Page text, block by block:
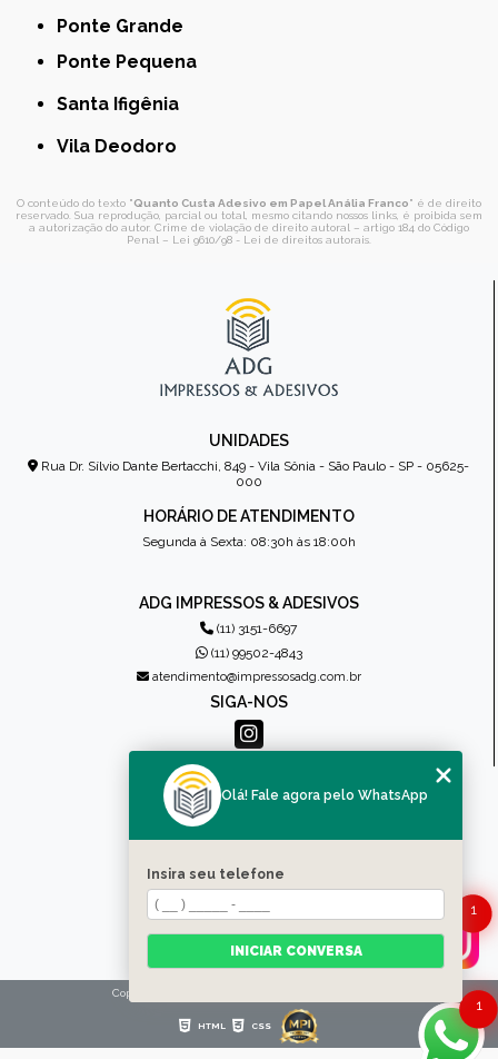
Ponte Grande
Ponte Pequena
Santa Ifigênia
Vila Deodoro
O conteúdo do texto "Quanto Custa Adesivo em Papel Anália Franco" é de direito
reservado. Sua reprodução, parcial ou total, mesmo citando nossos links, é proibida sem
a autorização do autor. Crime de violação de direito autoral – artigo 184 do Código
Penal – Lei 9610/98 - Lei de direitos autorais
UNIDADES
Rua Dr. Sílvio Dante Bertacchi, 849 - Vila Sônia - São Paulo - SP - 05625-
000
HORÁRIO DE ATENDIMENTO
Segunda à Sexta: 08:30h às 18:00h
ADG IMPRESSOS & ADESIVOS
(11) 3151-6697
(11) 99502-4843
atendimento@impressosadg.com.br
SIGA-NOS
MENU
QUEM SOMOS
PRODUTOS
CONTATO
CATEGORIAS
MAPA DO SITE
Copyright © Impressos ADG. (Lei 9610 de 19/02/1998)
HTML CSS
1
1
Olá! Fale agora pelo WhatsApp
Insira seu telefone
INICIAR CONVERSA